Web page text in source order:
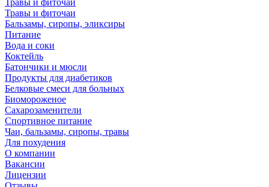
Травы и фиточаи
Травы и фиточаи
Бальзамы, сиропы, эликсиры
Питание
Вода и соки
Коктейль
Батончики и мюсли
Продукты для диабетиков
Белковые смеси для больных
Биомороженое
Сахарозаменители
Спортивное питание
Чаи, бальзамы, сиропы, травы
Для похудения
О компании
Вакансии
Лицензии